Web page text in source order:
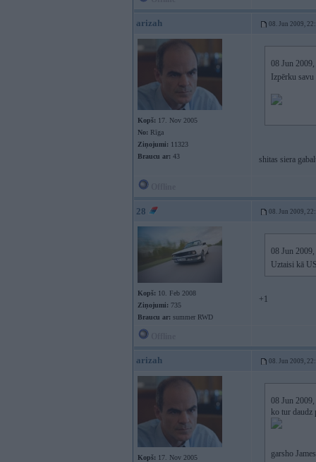
arizah 08. Jun 2009,
Kopš: 17. Nov 2005
No: Rīga
Ziņojumi: 11323
Braucu ar: 43
08 Jun
Izpērku
shitas siera
28 08. Jun 2009,
Kopš: 10. Feb 2008
Ziņojumi: 735
Braucu ar: summer RWD
08 Jun
Uztaisi kā
+1
arizah 08. Jun 2009,
Kopš: 17. Nov 2005
08 Jun
ko tur daudz
garsho